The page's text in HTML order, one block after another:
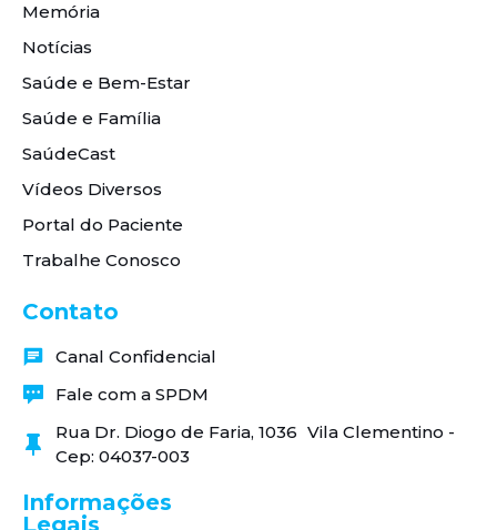
Memória
Notícias
Saúde e Bem-Estar
Saúde e Família
SaúdeCast
Vídeos Diversos
Portal do Paciente
Trabalhe Conosco
Contato
Canal Confidencial
Fale com a SPDM
Rua Dr. Diogo de Faria, 1036 Vila Clementino -
Cep: 04037-003
Informações